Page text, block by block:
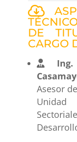
DE
CARGO
Ing.
Asesor
Unidad